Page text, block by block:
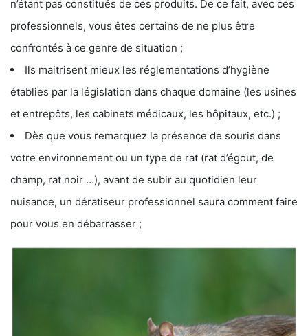
n’étant pas constitués de ces produits. De ce fait, avec ces
professionnels, vous êtes certains de ne plus être
confrontés à ce genre de situation ;
Ils maitrisent mieux les réglementations d’hygiène
établies par la législation dans chaque domaine (les usines
et entrepôts, les cabinets médicaux, les hôpitaux, etc.) ;
Dès que vous remarquez la présence de souris dans
votre environnement ou un type de rat (rat d’égout, de
champ, rat noir …), avant de subir au quotidien leur
nuisance, un dératiseur professionnel saura comment faire
pour vous en débarrasser ;